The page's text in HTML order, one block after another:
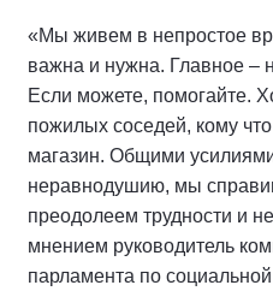
«Мы живем в непростое
важна и нужна. Главное –
Если можете, помогайте.
пожилых соседей, кому
магазин. Общими
неравнодушию, мы
преодолеем трудности и
мнением руководитель
парламента по